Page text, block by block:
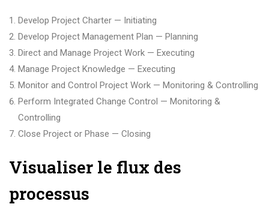
Develop Project Charter — Initiating
Develop Project Management Plan — Planning
Direct and Manage Project Work — Executing
Manage Project Knowledge — Executing
Monitor and Control Project Work — Monitoring & Controlling
Perform Integrated Change Control — Monitoring &
Controlling
Close Project or Phase — Closing
Visualiser le flux des
processus